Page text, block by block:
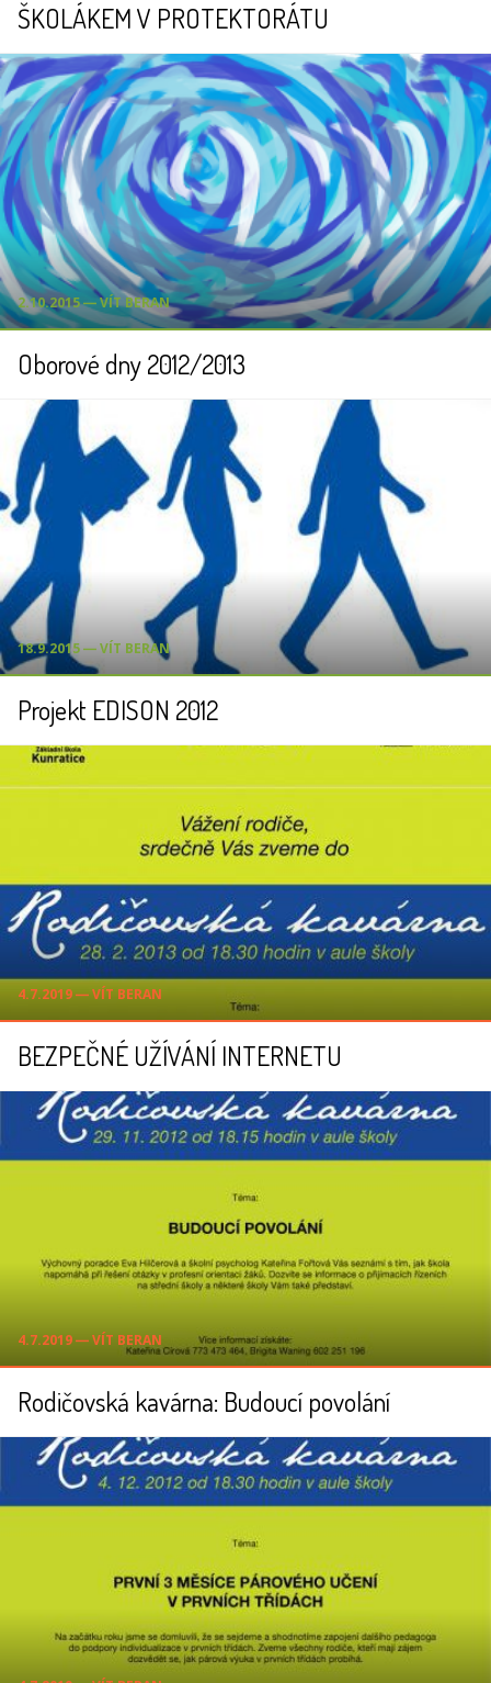
ŠKOLÁKEM V PROTEKTORÁTU
2.10.2015 ― VÍT BERAN
Oborové dny 2012/2013
18.9.2015 ― VÍT BERAN
Projekt EDISON 2012
4.7.2019 ― VÍT BERAN
BEZPEČNÉ UŽÍVÁNÍ INTERNETU
4.7.2019 ― VÍT BERAN
Rodičovská kavárna: Budoucí povolání